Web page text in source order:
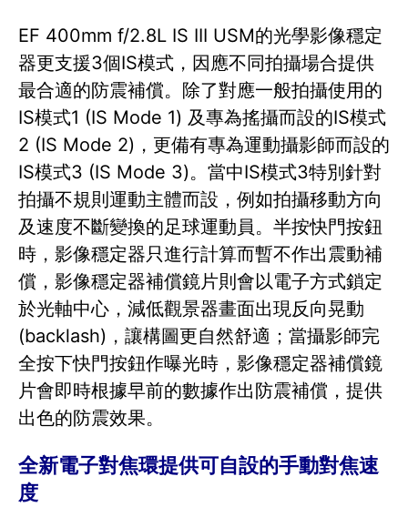
EF 400mm f/2.8L IS III USM的光學影像穩定
器更支援3個IS模式，因應不同拍攝場合提供
最合適的防震補償。除了對應一般拍攝使用的
IS模式1 (IS Mode 1) 及專為搖攝而設的IS模式
2 (IS Mode 2)，更備有專為運動攝影師而設的
IS模式3 (IS Mode 3)。當中IS模式3特別針對
拍攝不規則運動主體而設，例如拍攝移動方向
及速度不斷變換的足球運動員。半按快門按鈕
時，影像穩定器只進行計算而暫不作出震動補
償，影像穩定器補償鏡片則會以電子方式鎖定
於光軸中心，減低觀景器畫面出現反向晃動
(backlash)，讓構圖更自然舒適；當攝影師完
全按下快門按鈕作曝光時，影像穩定器補償鏡
片會即時根據早前的數據作出防震補償，提供
出色的防震效果。
全新電子對焦環提供可自設的手動對焦速
度